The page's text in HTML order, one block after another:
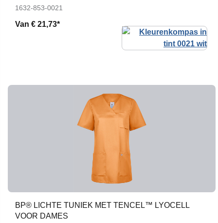
1632-853-0021
Van € 21,73*
BP® LICHTE TUNIEK MET TENCEL™ LYOCELL
VOOR DAMES